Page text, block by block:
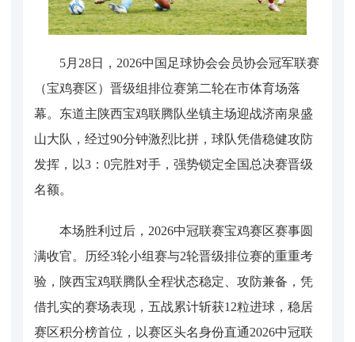
5月28日，2026中国足球协会会员协会冠军联赛
（宝鸡赛区）晋级组排位赛第二轮在市体育场落
幕。东道主陕西宝鸡联腾队坐镇主场迎战济南泉盛
山大队，经过90分钟激烈比拼，球队凭借稳健攻防
发挥，以3：0完胜对手，强势锁定全国总决赛晋级
名额。
本场胜利过后，2026中冠联赛宝鸡赛区赛事圆
满收官。历经3轮小组赛与2轮晋级排位赛的重重考
验，陕西宝鸡联腾队全程状态稳定、攻防兼备，凭
借扎实的赛场表现，五战累计斩获12粒进球，稳居
赛区积分榜首位，以赛区头名身份直通2026中冠联